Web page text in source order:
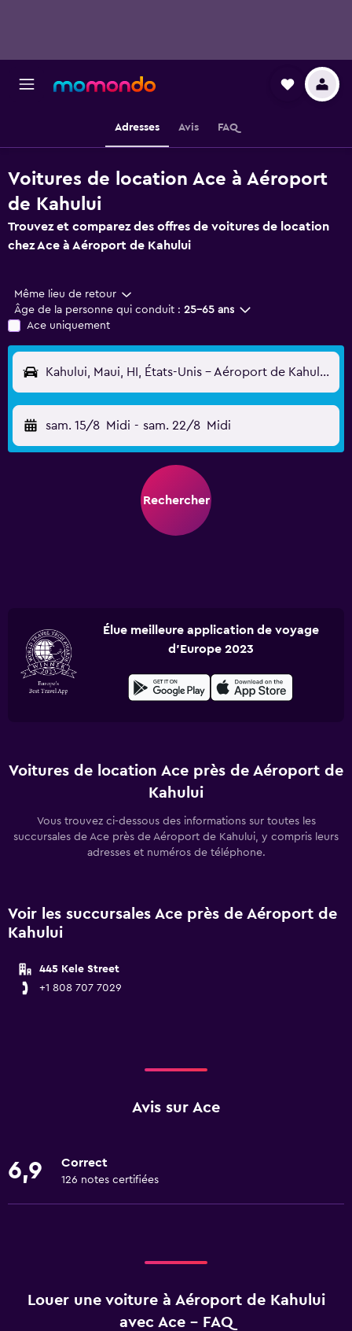
Adresses Avis FAQ
Voitures de location Ace à Aéroport
de Kahului
Trouvez et comparez des offres de voitures de location
chez Ace à Aéroport de Kahului
Même lieu de retour
Âge de la personne qui conduit : 25-65 ans
Ace uniquement
Kahului, Maui, HI, États-Unis - Aéroport de Kahului (OGG)
sam. 15/8 Midi - sam. 22/8 Midi
Rechercher
Élue meilleure application de voyage
d'Europe 2023
Voitures de location Ace près de Aéroport de
Kahului
Vous trouvez ci-dessous des informations sur toutes les
succursales de Ace près de Aéroport de Kahului, y compris leurs
adresses et numéros de téléphone.
Voir les succursales Ace près de Aéroport de
Kahului
445 Kele Street
+1 808 707 7029
Avis sur Ace
6,9 Correct
126 notes certifiées
Louer une voiture à Aéroport de Kahului
avec Ace - FAQ